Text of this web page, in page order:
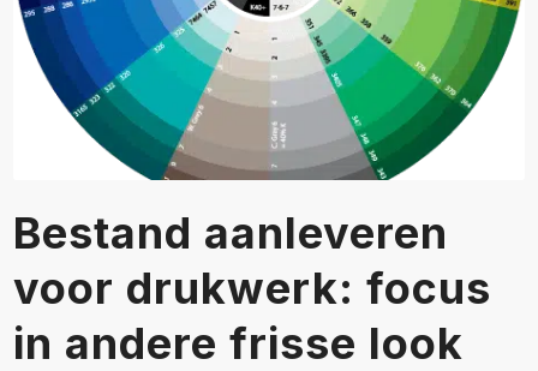
Bestand aanleveren
voor drukwerk: focus
in andere frisse look